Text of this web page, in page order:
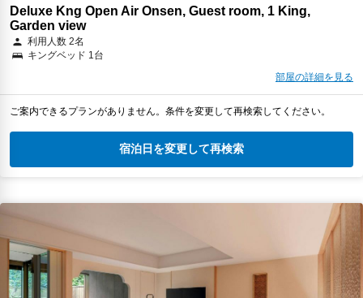
Deluxe Kng Open Air Onsen, Guest room, 1 King,
Garden view
利用人数 2名
キングベッド 1台
部屋の詳細を見る
ご案内できるプランがありません。条件を変更して再検索してください。
宿泊日を変更して再検索